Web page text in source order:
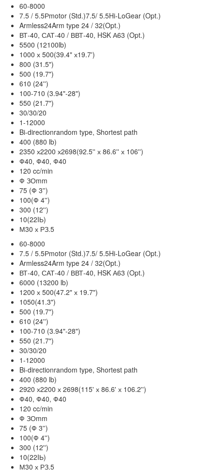
60-8000
7.5 / 5.5Рmotor (Std.)7.5/ 5.5Hi-LoGear (Opt.)
Armless24Arm type 24 / 32(Opt.)
ВТ-40, САТ-40 / ВВТ-40, HSK А63 (Opt.)
5500 (12100lb)
1000 х 500(39.4" х19.7')
800 (31.5")
500 (19.7")
610 (24'')
100-710 (3.94"-28")
550 (21.7")
30/30/20
1-12000
Bi-directionrandom type, Shortest path
400 (880 lb)
2350 х2200 х2698(92.5'' х 86.6'' х 106'')
Ф40, Ф40, Ф40
120 cc/min
Ф ЗОmm
75 (Ф 3'')
100(Ф 4'')
300 (12'')
10(22IЬ)
М30 х РЗ.5
60-8000
7.5 / 5.5Рmotor (Std.)7.5/ 5.5Hi-LoGear (Opt.)
Armless24Arm type 24 / 32(Opt.)
ВТ-40, САТ-40 / ВВТ-40, HSK А63 (Opt.)
6000 (13200 lb)
1200 х 500(47.2" х 19.7")
1050(41.3")
500 (19.7")
610 (24'')
100-710 (3.94"-28")
550 (21.7")
30/30/20
1-12000
Bi-directionrandom type, Shortest path
400 (880 lb)
2920 х2200 х 2698(115' х 86.6' х 106.2'')
Ф40, Ф40, Ф40
120 cc/min
Ф ЗОmm
75 (Ф 3'')
100(Ф 4'')
300 (12'')
10(22IЬ)
М30 х РЗ.5